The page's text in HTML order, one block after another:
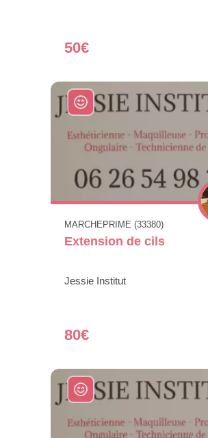
50€
MARCHEPRIME (33380)
Extension de cils
Jessie Institut
80€